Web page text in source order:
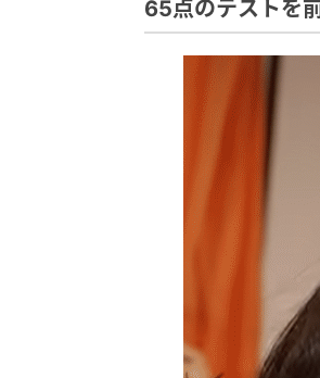
65点のテストを